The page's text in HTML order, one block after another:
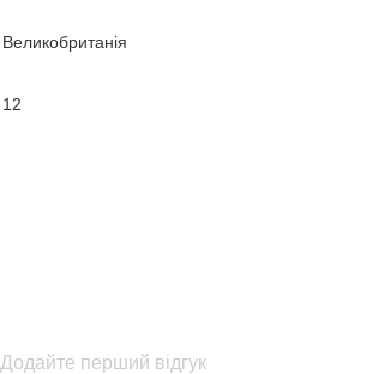
Великобританія
12
Додайте перший відгук